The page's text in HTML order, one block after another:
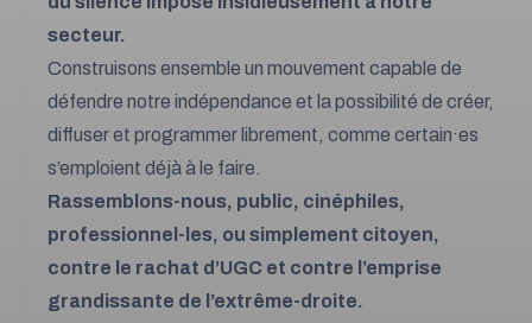
secteur.
Construisons ensemble un mouvement capable de
défendre notre indépendance et la possibilité de créer,
diffuser et programmer librement, comme certain·es
s’emploient déjà à le faire.
Rassemblons-nous, public, cinéphiles,
professionnel-les, ou simplement citoyen,
contre le rachat d’UGC et contre l’emprise
grandissante de l’extrême-droite.